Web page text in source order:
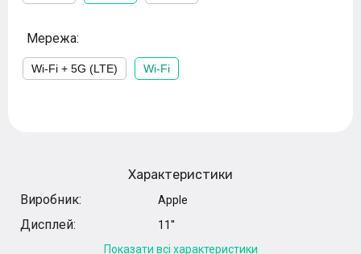
Мережа:
Wi-Fi + 5G (LTE) Wi-Fi
Характеристики
Виробник:
Apple
Дисплей:
11''
Показати всі характеристики